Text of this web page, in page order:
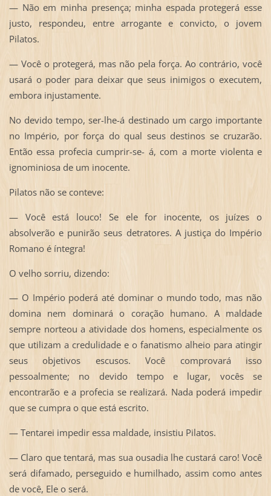
— Não em minha presença; minha espada protegerá esse
justo, respondeu, entre arrogante e convicto, o jovem
Pilatos.
— Você o protegerá, mas não pela força. Ao contrário, você
usará o poder para deixar que seus inimigos o executem,
embora injustamente.
No devido tempo, ser-lhe-á destinado um cargo importante
no Império, por força do qual seus destinos se cruzarão.
Então essa profecia cumprir-se- á, com a morte violenta e
ignominiosa de um inocente.
Pilatos não se conteve:
— Você está louco! Se ele for inocente, os juízes o
absolverão e punirão seus detratores. A justiça do Império
Romano é íntegra!
O velho sorriu, dizendo:
— O Império poderá até dominar o mundo todo, mas não
domina nem dominará o coração humano. A maldade
sempre norteou a atividade dos homens, especialmente os
que utilizam a credulidade e o fanatismo alheio para atingir
seus objetivos escusos. Você comprovará isso
pessoalmente; no devido tempo e lugar, vocês se
encontrarão e a profecia se realizará. Nada poderá impedir
que se cumpra o que está escrito.
— Tentarei impedir essa maldade, insistiu Pilatos.
— Claro que tentará, mas sua ousadia lhe custará caro! Você
será difamado, perseguido e humilhado, assim como antes
de você, Ele o será.